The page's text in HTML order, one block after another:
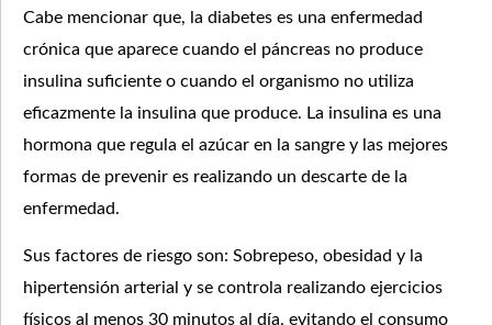
Cabe mencionar que, la diabetes es una enfermedad
crónica que aparece cuando el páncreas no produce
insulina suficiente o cuando el organismo no utiliza
eficazmente la insulina que produce. La insulina es una
hormona que regula el azúcar en la sangre y las mejores
formas de prevenir es realizando un descarte de la
enfermedad.
Sus factores de riesgo son: Sobrepeso, obesidad y la
hipertensión arterial y se controla realizando ejercicios
físicos al menos 30 minutos al día, evitando el consumo